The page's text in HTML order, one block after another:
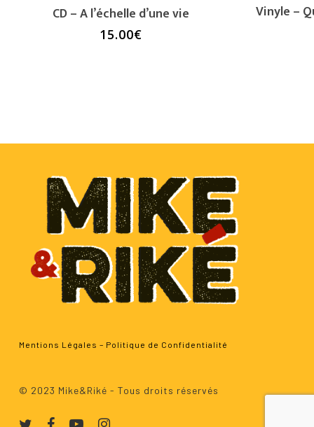
CD – A l’échelle d’une vie
15.00€
Vinyle –
Mentions Légales – Politique de Confidentialité
© 2023 Mike&Riké - Tous droits réservés
twitterfacebookyoutubeinstagram